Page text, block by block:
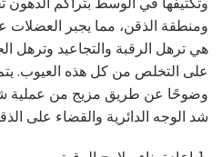
ومنطقة الذقن، مما يجبر العضلات
هي ترهل الرقبة والتجاعيد وترهل
على التخلص من كل هذه العيوب. يتم
وضوحًا عن طريق مزيج من عملية
شد الوجه الدائرية والقضاء على